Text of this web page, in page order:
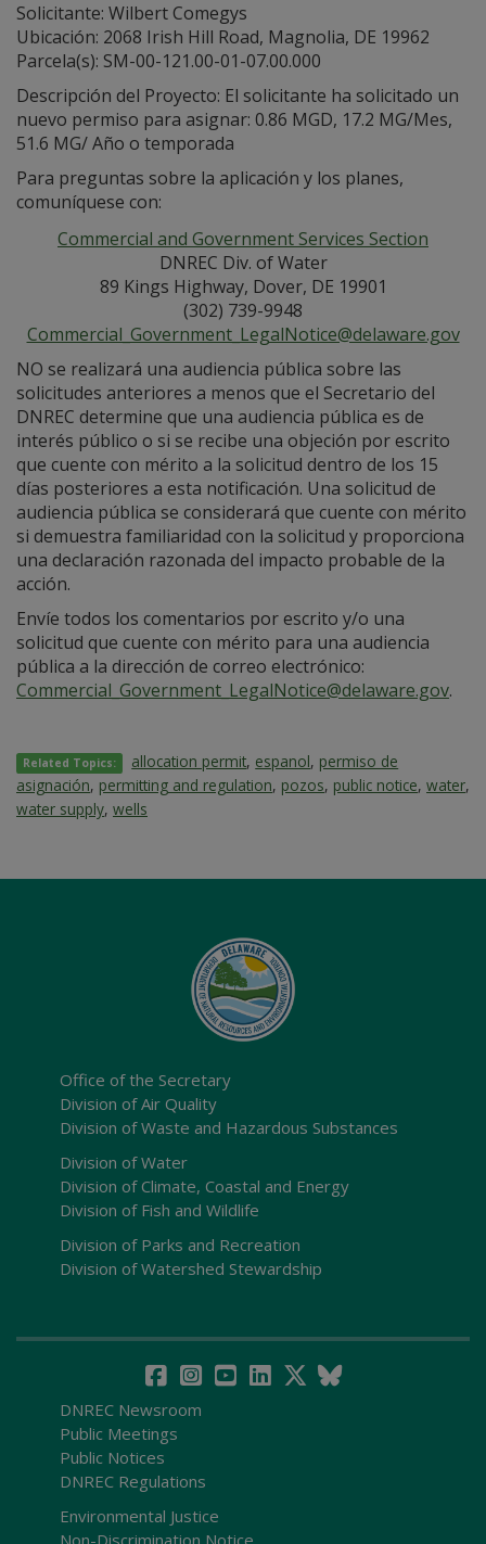
Solicitante: Wilbert Comegys
Ubicación: 2068 Irish Hill Road, Magnolia, DE 19962
Parcela(s): SM-00-121.00-01-07.00.000
Descripción del Proyecto: El solicitante ha solicitado un
nuevo permiso para asignar: 0.86 MGD, 17.2 MG/Mes,
51.6 MG/ Año o temporada
Para preguntas sobre la aplicación y los planes,
comuníquese con:
Commercial and Government Services Section
DNREC Div. of Water
89 Kings Highway, Dover, DE 19901
(302) 739-9948
Commercial_Government_LegalNotice@delaware.gov
NO se realizará una audiencia pública sobre las
solicitudes anteriores a menos que el Secretario del
DNREC determine que una audiencia pública es de
interés público o si se recibe una objeción por escrito
que cuente con mérito a la solicitud dentro de los 15
días posteriores a esta notificación. Una solicitud de
audiencia pública se considerará que cuente con mérito
si demuestra familiaridad con la solicitud y proporciona
una declaración razonada del impacto probable de la
acción.
Envíe todos los comentarios por escrito y/o una
solicitud que cuente con mérito para una audiencia
pública a la dirección de correo electrónico:
Commercial_Government_LegalNotice@delaware.gov.
Related Topics: allocation permit, espanol, permiso de
asignación, permitting and regulation, pozos, public notice, water,
water supply, wells
Office of the Secretary
Division of Air Quality
Division of Waste and Hazardous Substances
Division of Water
Division of Climate, Coastal and Energy
Division of Fish and Wildlife
Division of Parks and Recreation
Division of Watershed Stewardship
DNREC Newsroom
Public Meetings
Public Notices
DNREC Regulations
Environmental Justice
Non-Discrimination Notice